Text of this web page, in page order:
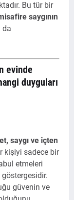
Bu tür bir
saygının
da
evinde
duyguları
saygı ve içten
kişiyi sadece bir
etmeleri
güvenin ve